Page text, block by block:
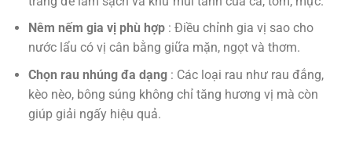
Nêm nếm gia vị phù hợp : Điều chỉnh gia vị sao cho
nước lẩu có vị cân bằng giữa mặn, ngọt và thơm.
Chọn rau nhúng đa dạng : Các loại rau như rau đắng,
kèo nèo, bông súng không chỉ tăng hương vị mà còn
giúp giải ngấy hiệu quả.